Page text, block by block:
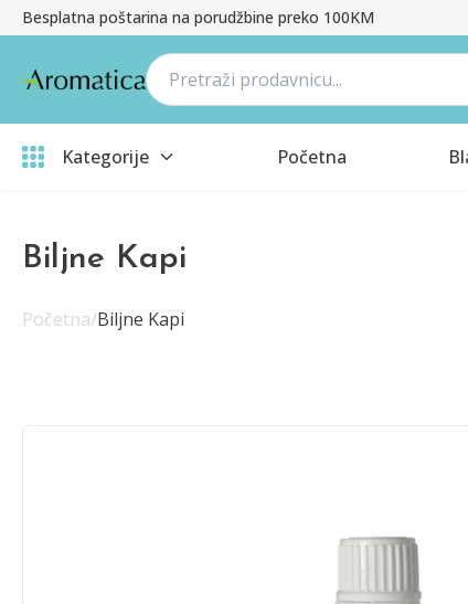
Besplatna poštarina na porudžbine preko 100KM
Kategorije Početna
Biljne Kapi
Početna/Biljne Kapi